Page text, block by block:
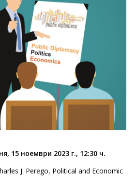
15 ноември 2023 г., 12:30 ч.
J. Perego, Political and Economic